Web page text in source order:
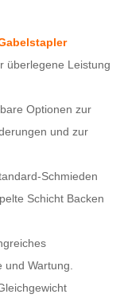
überlegene Leistung
Optionen zur
und zur
Schmieden
Schicht Backen
Wartung.